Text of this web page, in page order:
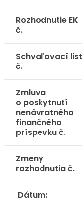
Rozhodnutie EK
č.
Schvaľovací list
č.
Zmluva
o poskytnutí
nenávratného
finančného
príspevku č.
Zmeny
rozhodnutia č.
Dátum: